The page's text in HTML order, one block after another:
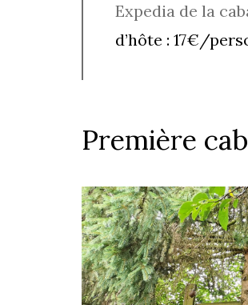
Expedia de la
d’hôte : 17€/
Première